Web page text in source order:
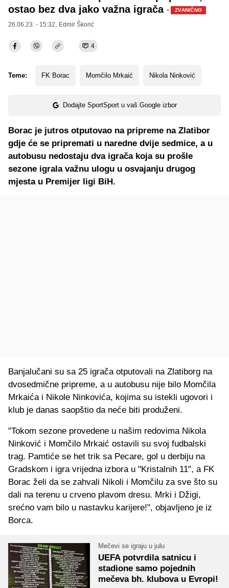
ostao bez dva jako važna igrača · ZVANIČNO
26.06.23. - 15:32, Edmir Škorić
4
Teme: FK Borac Momčilo Mrkaić Nikola Ninković
Dodajte SportSport u vaš Google izbor
Borac je jutros otputovao na pripreme na Zlatibor
gdje će se pripremati u naredne dvije sedmice, a u
autobusu nedostaju dva igrača koja su prošle
sezone igrala važnu ulogu u osvajanju drugog
mjesta u Premijer ligi BiH.
Banjalučani su sa 25 igrača otputovali na Zlatiborg na
dvosedmične pripreme, a u autobusu nije bilo Momčila
Mrkaića i Nikole Ninkovića, kojima su istekli ugovori i
klub je danas saopštio da neće biti produženi.
"Tokom sezone provedene u našim redovima Nikola
Ninković i Momčilo Mrkaić ostavili su svoj fudbalski
trag. Pamtiće se het trik sa Pecare, gol u derbiju na
Gradskom i igra vrijedna izbora u "Kristalnih 11", a FK
Borac želi da se zahvali Nikoli i Momčilu za sve što su
dali na terenu u crveno plavom dresu. Mrki i Džigi,
srećno vam bilo u nastavku karijere!", objavljeno je iz
Borca.
Mečevi se igraju u julu
UEFA potvrdila satnicu i
stadione samo pojednih
mečeva bh. klubova u Evropi!